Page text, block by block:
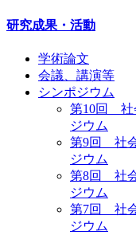
研究成果・活動
学術論文
会議、講演等
シンポジウム
第10回 社
ジウム
第9回 社
ジウム
第8回 社
ジウム
第7回 社
ジウム